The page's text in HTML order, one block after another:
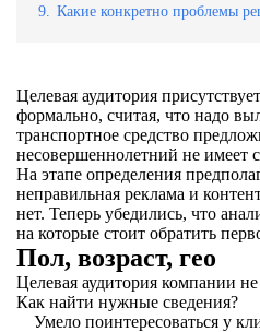
9.
Какие конкретно проблемы
Целевая аудитория
формально, считая, что надо
транспортное средство
несовершеннолетний не имеет
На этапе определения
неправильная реклама и
нет. Теперь убедились, что
на которые стоит обратить
Пол, возраст, гео
Целевая аудитория компании
Как найти нужные сведения?
Умело поинтересоваться у